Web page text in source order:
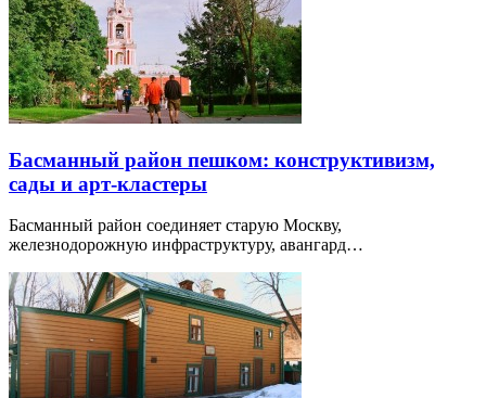
Басманный район пешком: конструктивизм,
сады и арт-кластеры
Басманный район соединяет старую Москву,
железнодорожную инфраструктуру, авангард…